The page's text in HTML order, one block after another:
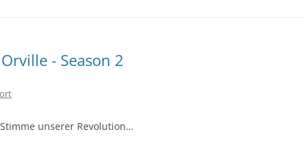
- Season 2
unserer Revolution…